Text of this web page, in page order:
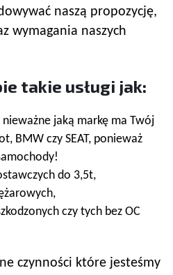
naszą propozycję,
wymagania naszych
takie usługi jak:
jaką markę ma Twój
BMW czy SEAT, ponieważ
do 3,5t,
czy tych bez OC
czynności które jesteśmy